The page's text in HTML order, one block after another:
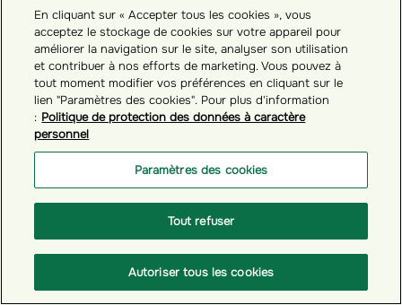
# GÉRER VOTRE COMPTE ÉPARGNANT
Comment réaliser un versement occasionnel dans
En cliquant sur « Accepter tous les cookies », vous
acceptez le stockage de cookies sur votre appareil pour
améliorer la navigation sur le site, analyser son utilisation
et contribuer à nos efforts de marketing. Vous pouvez à
tout moment modifier vos préférences en cliquant sur le
lien "Paramètres des cookies". Pour plus d'information
: Politique de protection des données à caractère
personnel
Paramètres des cookies
Tout refuser
Autoriser tous les cookies